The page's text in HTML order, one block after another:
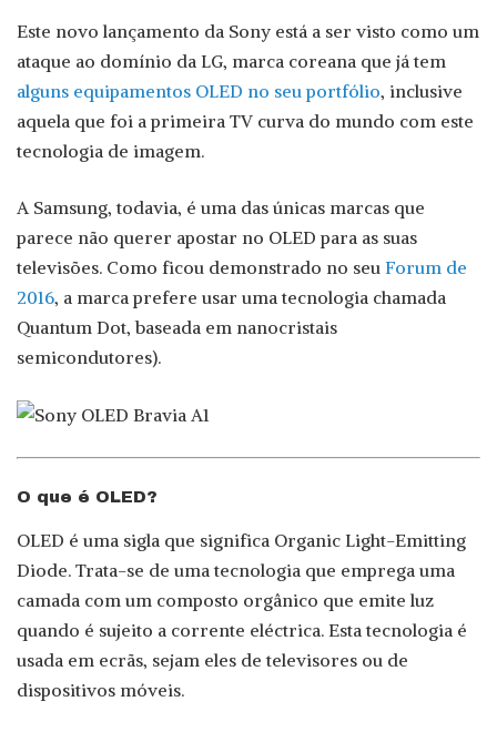
Este novo lançamento da Sony está a ser visto como um
ataque ao domínio da LG, marca coreana que já tem
alguns equipamentos OLED no seu portfólio, inclusive
aquela que foi a primeira TV curva do mundo com este
tecnologia de imagem.
A Samsung, todavia, é uma das únicas marcas que
parece não querer apostar no OLED para as suas
televisões. Como ficou demonstrado no seu Forum de
2016, a marca prefere usar uma tecnologia chamada
Quantum Dot, baseada em nanocristais
semicondutores).
O que é OLED?
OLED é uma sigla que significa Organic Light-Emitting
Diode. Trata-se de uma tecnologia que emprega uma
camada com um composto orgânico que emite luz
quando é sujeito a corrente eléctrica. Esta tecnologia é
usada em ecrãs, sejam eles de televisores ou de
dispositivos móveis.